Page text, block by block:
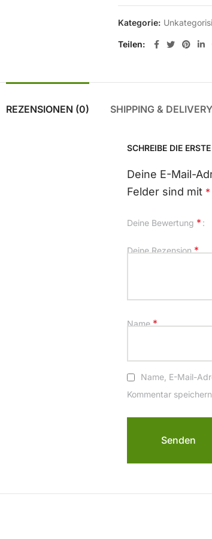
Kategorie:
Teilen
REZENSIONEN (0) SHIPPING & DELIVERY
SCHREIBE DIE
Deine E-Mail-
Felder sind mit *
Deine Bewertung *
Deine Rezension*
Name*
Name, E-Mail-
Kommentar